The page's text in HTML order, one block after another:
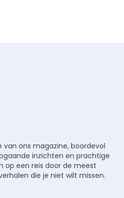
ons magazine, boordevol
inzichten en prachtige
op een reis door de meest
die je niet wilt missen.